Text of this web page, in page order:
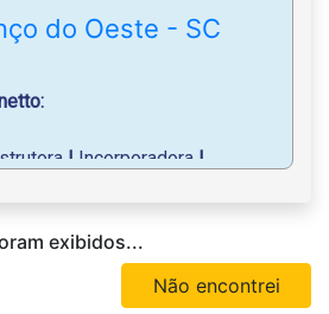
do Oeste - SC
| Incorporadora |
Brunetto:
Interiores Hidráulica|
exibidos...
Não encontrei